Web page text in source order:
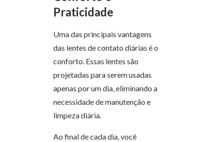
Praticidade
Uma das principais vantagens
das lentes de contato diárias é o
conforto. Essas lentes são
projetadas para serem usadas
apenas por um dia, eliminando a
necessidade de manutenção e
limpeza diária.
Ao final de cada dia, você